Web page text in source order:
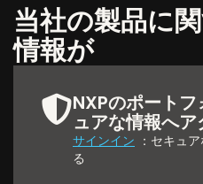
当社の製品に
情報が
NXPのポート
ュアな情報へア
サインイン ：セキュ
る